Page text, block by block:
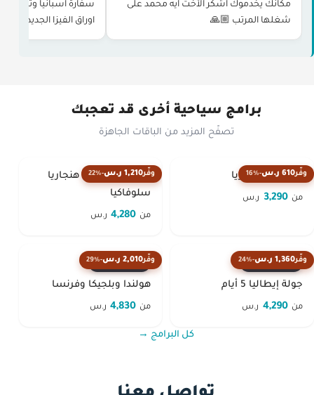
مكانك يخدموك اشكر الأخت ايه محمد على
شغلها المرتب 🙏🏼
سفارة اسبانيا وتجهيز
اوراق الفيزا الجديده
و حجز الموعد وغيرها
برامج سياحية أخرى قد تعجبك
تصفّح المزيد من الباقات الجاهزة
وفّر610 ر.س -16%
النمسا وهنجاريا
من 3,290 ر.س
وفّر1,210 ر.س -22%
النمسا التشيك هنجاريا
سلوفاكيا
من 4,280 ر.س
وفّر1,360 ر.س -24%
الأكثر مبيعاً
جولة إيطاليا 5 أيام
من 4,290 ر.س
وفّر2,010 ر.س -29%
الأكثر مبيعاً
هولندا وبلجيكا وفرنسا
من 4,830 ر.س
كل البرامج →